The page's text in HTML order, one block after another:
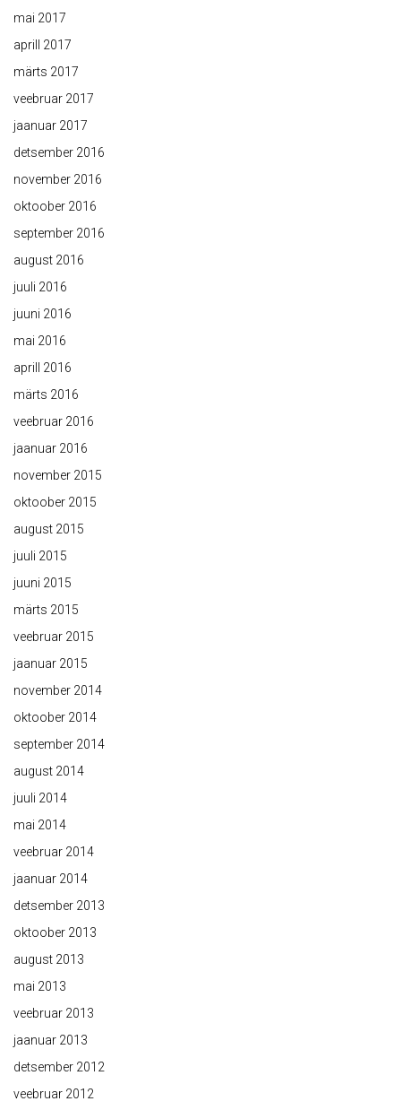
mai 2017
aprill 2017
märts 2017
veebruar 2017
jaanuar 2017
detsember 2016
november 2016
oktoober 2016
september 2016
august 2016
juuli 2016
juuni 2016
mai 2016
aprill 2016
märts 2016
veebruar 2016
jaanuar 2016
november 2015
oktoober 2015
august 2015
juuli 2015
juuni 2015
märts 2015
veebruar 2015
jaanuar 2015
november 2014
oktoober 2014
september 2014
august 2014
juuli 2014
mai 2014
veebruar 2014
jaanuar 2014
detsember 2013
oktoober 2013
august 2013
mai 2013
veebruar 2013
jaanuar 2013
detsember 2012
veebruar 2012